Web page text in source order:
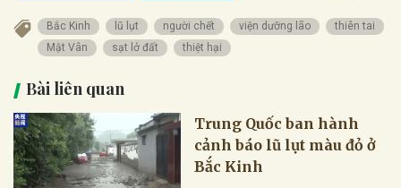
Bắc Kinh lũ lụt người chết viện dưỡng lão
thiên tai
Mật Vân
sạt lở đất thiệt hại
Bài liên quan
Trung Quốc ban hành
cảnh báo lũ lụt màu đỏ ở
Bắc Kinh